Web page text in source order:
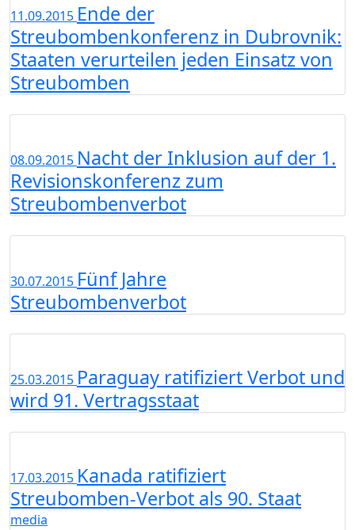
11.09.2015 Ende der
Streubombenkonferenz in Dubrovnik:
Staaten verurteilen jeden Einsatz von
Streubomben
08.09.2015 Nacht der Inklusion auf der 1.
Revisionskonferenz zum
Streubombenverbot
30.07.2015 Fünf Jahre
Streubombenverbot
25.03.2015 Paraguay ratifiziert Verbot und
wird 91. Vertragsstaat
17.03.2015 Kanada ratifiziert
Streubomben-Verbot als 90. Staat
media